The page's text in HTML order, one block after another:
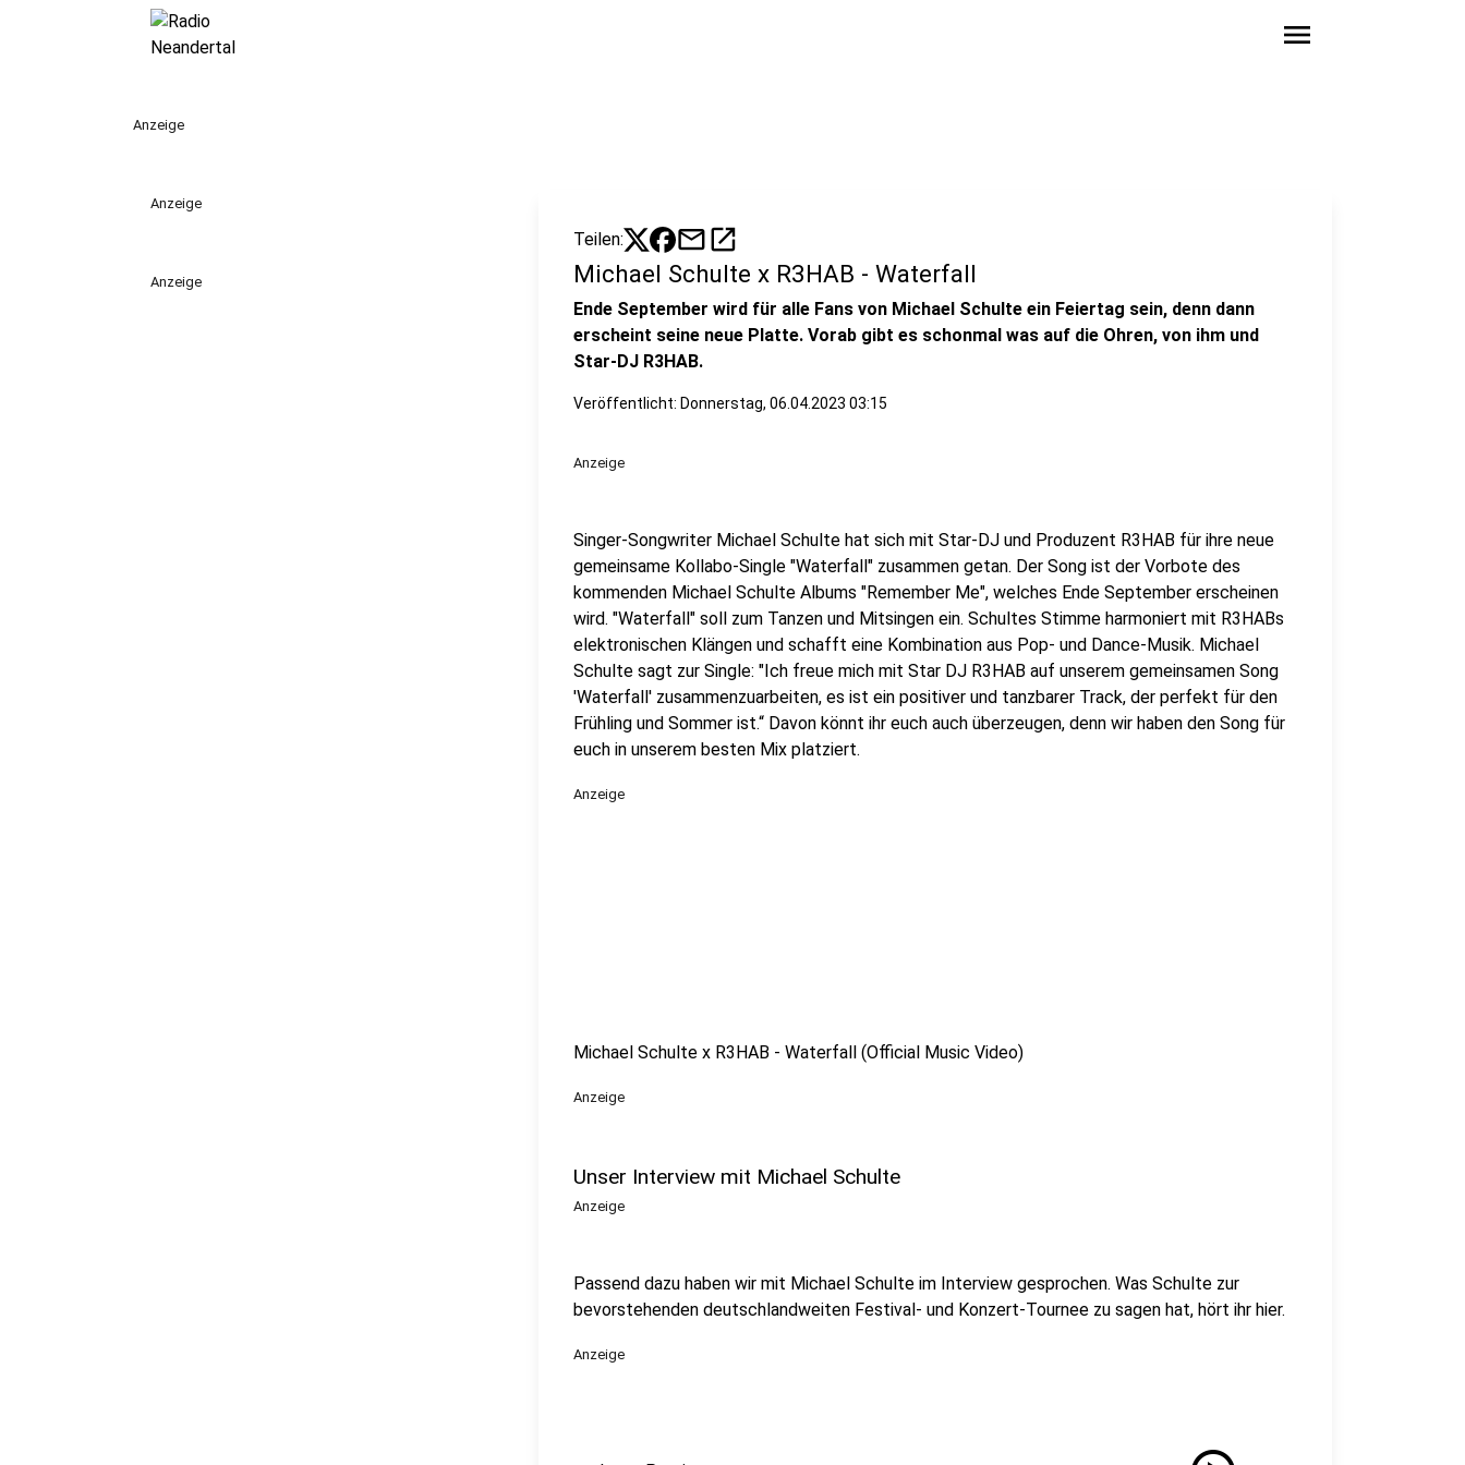
menu
Anzeige
Anzeige
Anzeige
Teilen: mailopen_in_new
Michael Schulte x R3HAB - Waterfall
Ende September wird für alle Fans von Michael Schulte ein Feiertag sein, denn dann
erscheint seine neue Platte. Vorab gibt es schonmal was auf die Ohren, von ihm und
Star-DJ R3HAB.
Veröffentlicht: Donnerstag, 06.04.2023 03:15
Anzeige
Singer-Songwriter Michael Schulte hat sich mit Star-DJ und Produzent R3HAB für ihre neue
gemeinsame Kollabo-Single "Waterfall" zusammen getan. Der Song ist der Vorbote des
kommenden Michael Schulte Albums "Remember Me", welches Ende September erscheinen
wird. "Waterfall" soll zum Tanzen und Mitsingen ein. Schultes Stimme harmoniert mit R3HABs
elektronischen Klängen und schafft eine Kombination aus Pop- und Dance-Musik. Michael
Schulte sagt zur Single: "Ich freue mich mit Star DJ R3HAB auf unserem gemeinsamen Song
'Waterfall' zusammenzuarbeiten, es ist ein positiver und tanzbarer Track, der perfekt für den
Frühling und Sommer ist.“ Davon könnt ihr euch auch überzeugen, denn wir haben den Song für
euch in unserem besten Mix platziert.
Anzeige
Michael Schulte x R3HAB - Waterfall (Official Music Video)
Anzeige
Unser Interview mit Michael Schulte
Anzeige
Passend dazu haben wir mit Michael Schulte im Interview gesprochen. Was Schulte zur
bevorstehenden deutschlandweiten Festival- und Konzert-Tournee zu sagen hat, hört ihr hier.
Anzeige